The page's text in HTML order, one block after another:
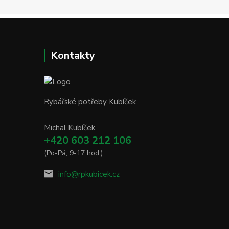
Kontakty
Rybářské potřeby Kubíček
Michal Kubíček
+420 603 212 106
(Po-Pá, 9-17 hod.)
info@rpkubicek.cz